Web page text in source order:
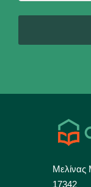
Μελίνας
17342